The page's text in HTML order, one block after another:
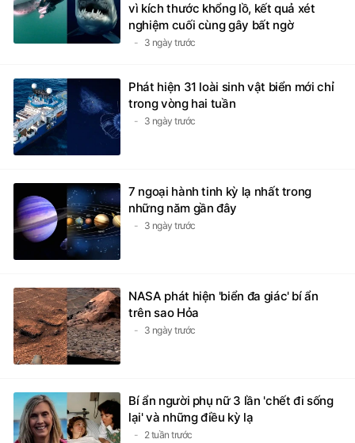
vì kích thước khổng lồ, kết quả xét
nghiệm cuối cùng gây bất ngờ
3 ngày trước
Phát hiện 31 loài sinh vật biển mới chỉ
trong vòng hai tuần
3 ngày trước
7 ngoại hành tinh kỳ lạ nhất trong
những năm gần đây
3 ngày trước
NASA phát hiện 'biển đa giác' bí ẩn
trên sao Hỏa
3 ngày trước
Bí ẩn người phụ nữ 3 lần 'chết đi sống
lại' và những điều kỳ lạ
2 tuần trước